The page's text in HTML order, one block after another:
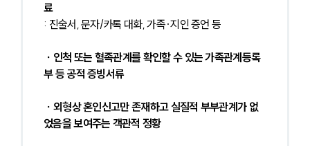
료
: 진술서, 문자/카톡 대화, 가족·지인 증언 등
부 등 공적 증빙서류
었음을 보여주는 객관적 정황